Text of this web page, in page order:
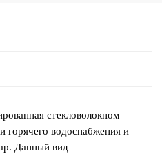
стекловолокном
горячего водоснабжения и
Данный вид